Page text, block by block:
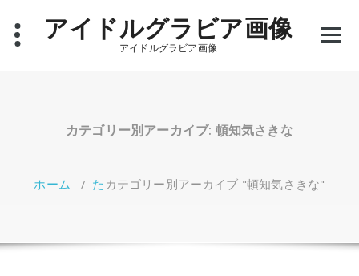
アイドルグラビア画像
アイドルグラビア画像
カテゴリー別アーカイブ: 頓知気さきな
ホーム / た カテゴリー別アーカイブ "頓知気さきな"